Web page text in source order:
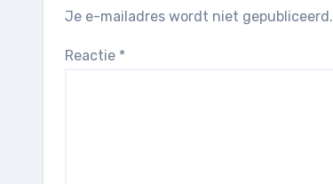
Je e-mailadres wordt niet gepubliceerd.
Reactie *